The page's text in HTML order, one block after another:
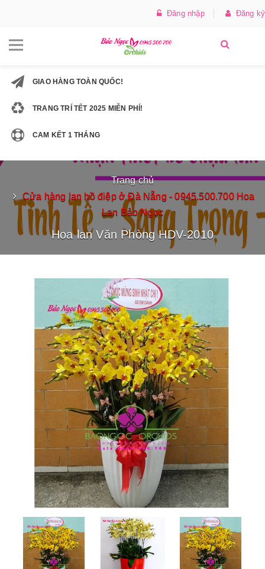
Đăng nhập Đăng ký
GIAO HÀNG TOÀN QUỐC!
TRANG TRÍ TẾT 2025 MIỄN PHÍ!
CAM KẾT 1 THÁNG
Trang chủ
Cửa hàng lan hồ điệp ở Đà Nẵng - 0945.500.700 Hoa
Lan Bảo Ngọc
Hoa lan Văn Phòng HDV-2010